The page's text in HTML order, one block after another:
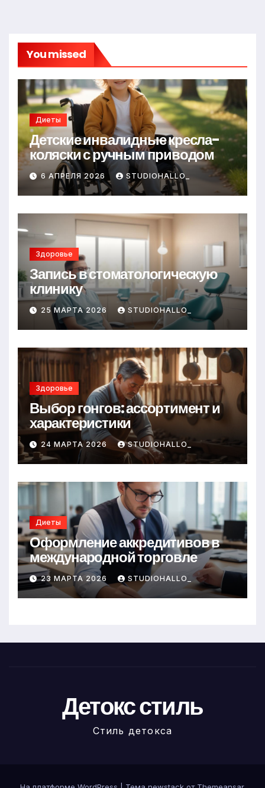
You missed
Диеты
Детские инвалидные кресла-
коляски с ручным приводом
6 АПРЕЛЯ 2026 STUDIOHALLO_
Здоровье
Запись в стоматологическую
клинику
25 МАРТА 2026 STUDIOHALLO_
Здоровье
Выбор гонгов: ассортимент и
характеристики
24 МАРТА 2026 STUDIOHALLO_
Диеты
Оформление аккредитивов в
международной торговле
23 МАРТА 2026 STUDIOHALLO_
Детокс стиль
Стиль детокса